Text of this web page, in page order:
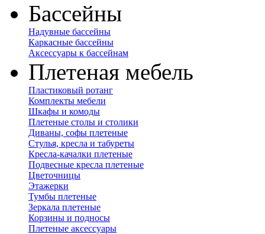
Бассейны
Надувные бассейны
Каркасные бассейны
Аксессуары к бассейнам
Плетеная мебель
Пластиковый ротанг
Комплекты мебели
Шкафы и комоды
Плетеные столы и столики
Диваны, софы плетеные
Стулья, кресла и табуреты
Кресла-качалки плетеные
Подвесные кресла плетеные
Цветочницы
Этажерки
Тумбы плетеные
Зеркала плетеные
Корзины и подносы
Плетеные аксессуары